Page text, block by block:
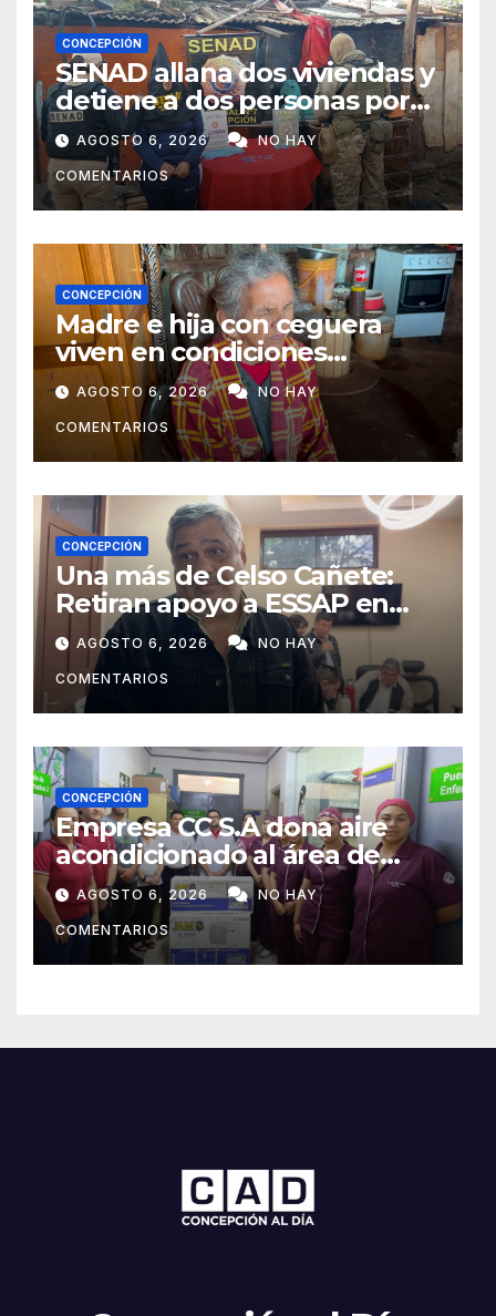
CONCEPCIÓN
SENAD allana dos viviendas y
detiene a dos personas por
presunto microtráfico en
Concepción
AGOSTO 6, 2026 NO HAY
COMENTARIOS
CONCEPCIÓN
Madre e hija con ceguera
viven en condiciones
precarias y vecinos impulsan
campaña solidaria para
ayudarlas
AGOSTO 6, 2026 NO HAY
COMENTARIOS
CONCEPCIÓN
Una más de Celso Cañete:
Retiran apoyo a ESSAP en
Concepción
AGOSTO 6, 2026 NO HAY
COMENTARIOS
CONCEPCIÓN
Empresa CC S.A dona aire
acondicionado al área de
maternidad del IPS de
Concepción
AGOSTO 6, 2026 NO HAY
COMENTARIOS